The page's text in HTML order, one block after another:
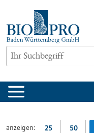
springen
anzeigen: 25 50